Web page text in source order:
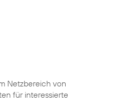
Netzbereich von
für interessierte